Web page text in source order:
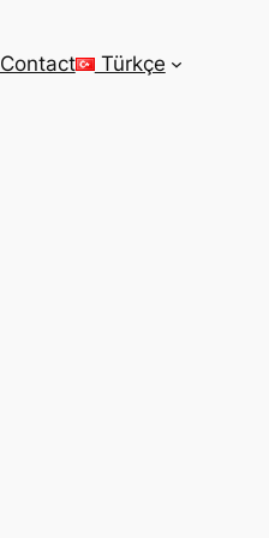
Contact Türkçe